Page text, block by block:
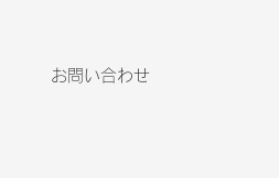
お問い合わせ